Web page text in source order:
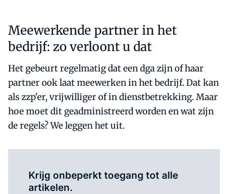
Meewerkende partner in het
bedrijf: zo verloont u dat
Het gebeurt regelmatig dat een dga zijn of haar
partner ook laat meewerken in het bedrijf. Dat kan
als zzp'er, vrijwilliger of in dienstbetrekking. Maar
hoe moet dit geadministreerd worden en wat zijn
de regels? We leggen het uit.
Krijg onbeperkt toegang tot alle
artikelen.